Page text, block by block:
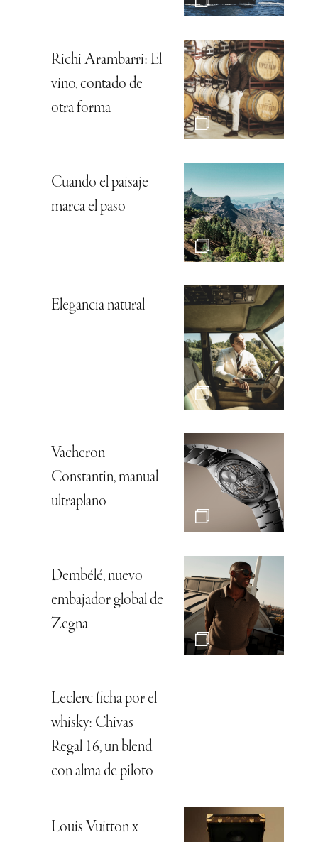
Richi Arambarri: El
vino, contado de
otra forma
Cuando el paisaje
marca el paso
Elegancia natural
Vacheron
Constantin, manual
ultraplano
Dembélé, nuevo
embajador global de
Zegna
Leclerc ficha por el
whisky: Chivas
Regal 16, un blend
con alma de piloto
Louis Vuitton x